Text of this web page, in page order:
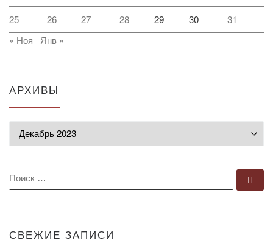
25 26 27 28 29 30
31
« Ноя
Янв »
АРХИВЫ
ПОИСК
СВЕЖИЕ ЗАПИСИ